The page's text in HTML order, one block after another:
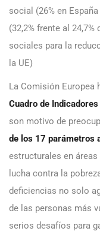
social (26% en
(32,2% frente al
sociales para la
la UE)
La Comisión Europea
Cuadro de
son motivo de
de los 17 parámetros
estructurales en
lucha contra la
deficiencias no solo
de las personas más
serios desafíos para